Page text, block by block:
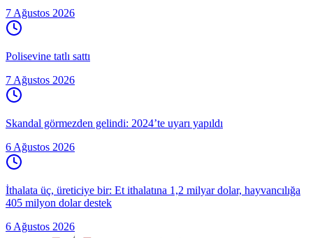
7 Ağustos 2026
Polisevine tatlı sattı
7 Ağustos 2026
Skandal görmezden gelindi: 2024’te uyarı yapıldı
6 Ağustos 2026
İthalata üç, üreticiye bir: Et ithalatına 1,2 milyar dolar, hayvancılığa
405 milyon dolar destek
6 Ağustos 2026